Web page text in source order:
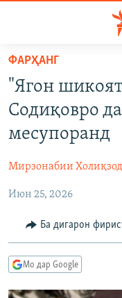
Ҷаҳиш
мояи
аслӣ
ба
феҳристи
Ҷаҳиш
ҷустор
ГӮШАҲО
ҚАЗИЯИ "КРОКУС"
ОСИЁИ МАРКАЗӢ
ФАРҲАНГ
ВАРЗИШ
РӮЗГОРИ МУҲОҶИР
ТАҲҚИҚОТ
ҶАНГ ДАР УКРАИНА
НАЗАРИ МАРДУМ
ОЗОДӢ ОНЛАЙН
ВИДЕО
РӮЙХАТҲО
ФАРҲАНГ
"Ягон
Содиқовро
месупоранд
Мирзонабии Холиқзод
Июн 25, 2026
Ба дигарон
Мо дар Google